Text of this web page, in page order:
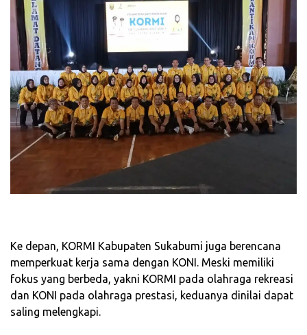
‎Ke depan, KORMI Kabupaten Sukabumi juga berencana
memperkuat kerja sama dengan KONI. Meski memiliki
fokus yang berbeda, yakni KORMI pada olahraga rekreasi
dan KONI pada olahraga prestasi, keduanya dinilai dapat
saling melengkapi.